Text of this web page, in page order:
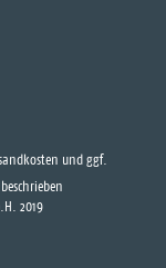
und ggf.
2019